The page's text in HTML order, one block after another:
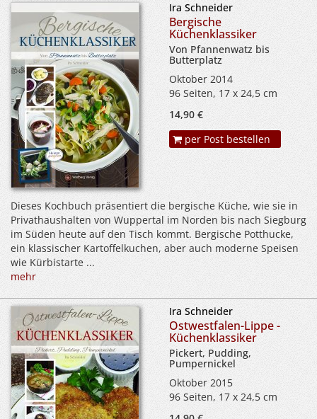
Ira Schneider
Bergische
Küchenklassiker
Von Pfannenwatz bis
Butterplatz
Oktober 2014
96 Seiten, 17 x 24,5 cm
14,90 €
per Post bestellen
Dieses Kochbuch präsentiert die bergische Küche, wie sie in
Privathaushalten von Wuppertal im Norden bis nach Siegburg
im Süden heute auf den Tisch kommt. Bergische Potthucke,
ein klassischer Kartoffelkuchen, aber auch moderne Speisen
wie Kürbistarte ...
mehr
Ira Schneider
Ostwestfalen-Lippe -
Küchenklassiker
Pickert, Pudding,
Pumpernickel
Oktober 2015
96 Seiten, 17 x 24,5 cm